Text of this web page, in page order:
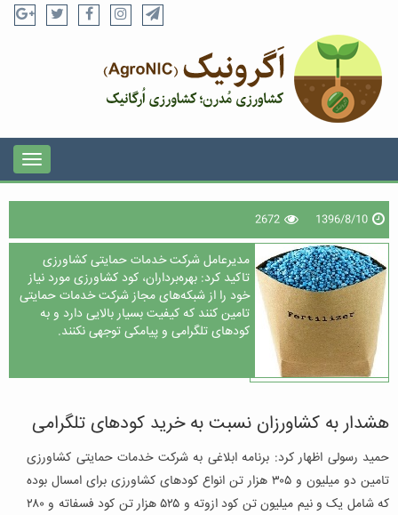
1396/8/10
2672
مدیرعامل شرکت خدمات حمایتی کشاورزی
تاکید کرد: بهره‌برداران، کود کشاورزی مورد نیاز
خود را از شبکه‌های مجاز شرکت خدمات حمایتی
تامین کنند که کیفیت بسیار بالایی دارد و به
کودهای تلگرامی و پیامکی توجهی نکنند.
هشدار به کشاورزان نسبت به خرید کودهای تلگرامی
حمید رسولی اظهار کرد: برنامه ابلاغی به شرکت خدمات حمایتی کشاورزی
تامین دو میلیون و ۳۰۵ هزار تن انواع کودهای کشاورزی برای امسال بوده
که شامل یک و نیم میلیون تن کود ازوته و ۵۲۵ هزار تن کود فسفاته و ۲۸۰